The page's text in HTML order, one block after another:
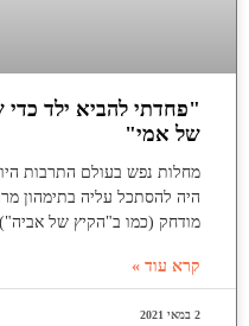
"פחדתי להביא ילד כדי
של אמי"
מחלות נפש בעולם התרבות
היה להסתכל עליה בתימהון
מודחק (כמו ב"הקיץ של
קרא עוד »
2 במאי 2021